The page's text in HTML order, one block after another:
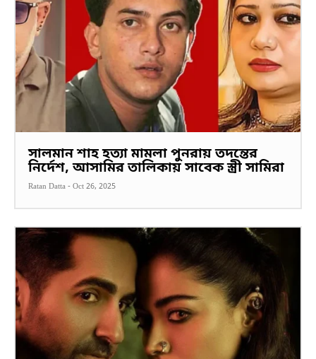
সালমান শাহ হত্যা মামলা পুনরায় তদন্তের
নির্দেশ, আসামির তালিকায় সাবেক স্ত্রী সামিরা
Ratan Datta - Oct 26, 2025